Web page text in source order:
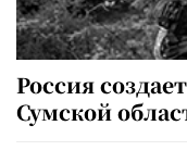
Россия
Сумской